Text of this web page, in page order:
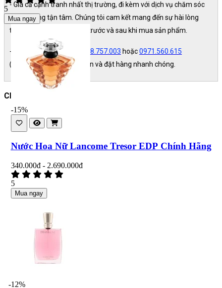
- Giá cả cạnh tranh nhất thị trường, đi kèm với dịch vụ chăm sóc
khách hàng tận tâm. Chúng tôi cam kết mang đến sự hài lòng
tuyệt đối cho khách hàng trước và sau khi mua sản phẩm.
- Liên hệ ngay Hotline: 0928.757.003 hoặc0971.560.615
(Zalo/SMS) để được tư vấn và đặt hàng nhanh chóng.
Chân Thành Cảm Ơn.
5
Mua ngay
-15%
Nước Hoa Nữ Lancome Tresor EDP Chính Hãng
340.000đ - 2.690.000đ
5
Mua ngay
-12%